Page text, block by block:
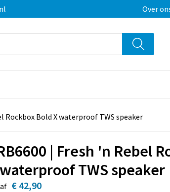
Over
Rockbox Bold X waterproof TWS speaker
| Fresh 'n Rebel
TWS speaker
€ 42,90